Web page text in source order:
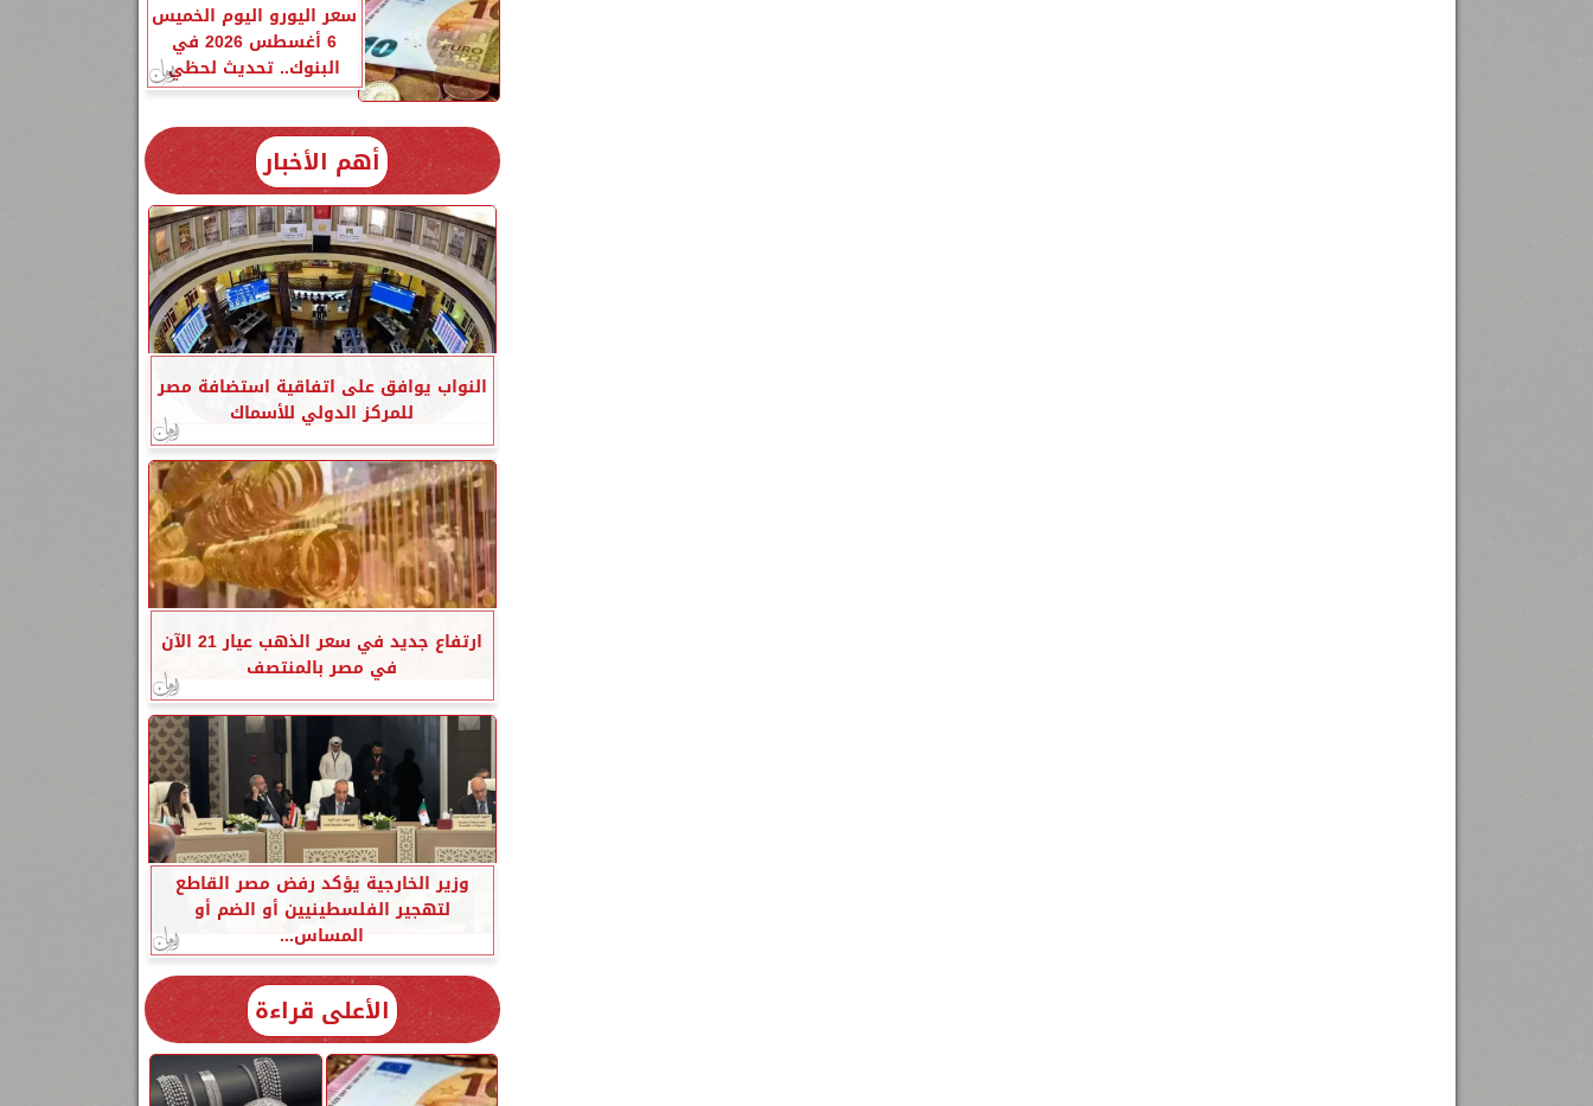
سعر اليورو اليوم الخميس
6 أغسطس 2026 في
البنوك.. تحديث لحظي
أهم الأخبار
النواب يوافق على اتفاقية استضافة مصر
للمركز الدولي للأسماك
ارتفاع جديد في سعر الذهب عيار 21 الآن
في مصر بالمنتصف
وزير الخارجية يؤكد رفض مصر القاطع
لتهجير الفلسطينيين أو الضم أو
المساس...
الأعلى قراءة